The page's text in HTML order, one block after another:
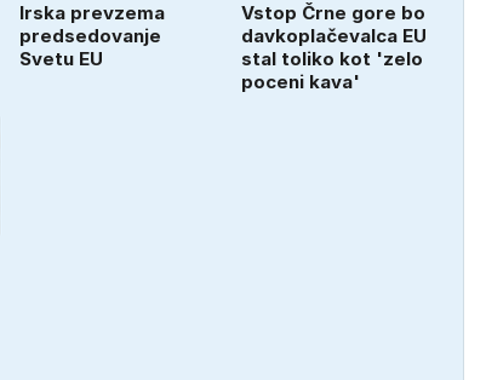
Irska prevzema
predsedovanje
Svetu EU
Vstop Črne gore bo
davkoplačevalca EU
stal toliko kot 'zelo
poceni kava'